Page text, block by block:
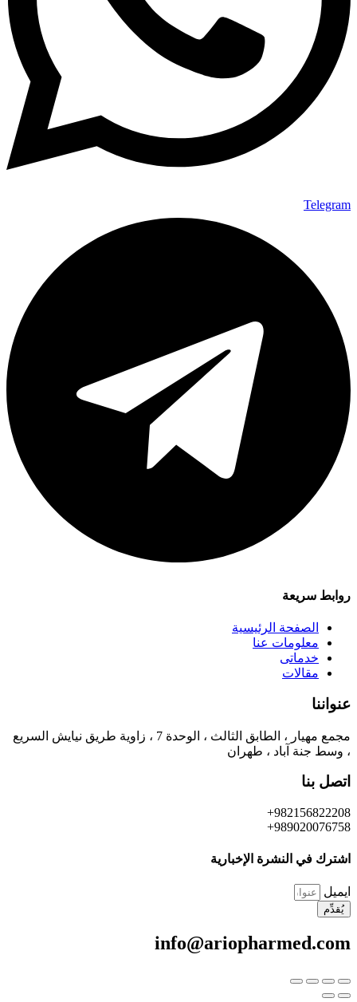
Telegram
روابط سريعة
الصفحة الرئيسية
معلومات عنا
خدماتی
مقالات
عنواننا
مجمع مهيار ، الطابق الثالث ، الوحدة 7 ، زاوية طريق نيايش السريع
، وسط جنة آباد ، طهران
اتصل بنا
982156822208+
989020076758+
اشترك في النشرة الإخبارية
ایمیل
يُقدِّم
info@ariopharmed.com